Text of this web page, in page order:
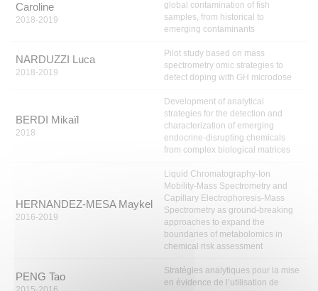
Caroline
2018-2019
global contamination of fish
samples, from historical to
emerging contaminants
NARDUZZI Luca
2018-2019
Pilot study based on mass
spectrometry omic strategies to
detect doping with GH microdose
BERDI Mikaïl
2018
Development of analytical
strategies for the detection and
characterization of emerging
endocrine-disrupting chemicals
from complex biological matrices
HERNANDEZ-MESA Maykel
2016-2019
Liquid Chromatography-Ion
Mobility-Mass Spectrometry and
Capillary Electrophoresis-Mass
Spectrometry as ground-breaking
approaches to expand the
boundaries of metabolomics in
chemical risk assessment
PENG Tao
Stratégies analytiques pour la mise
en évidence de l’utilisation de